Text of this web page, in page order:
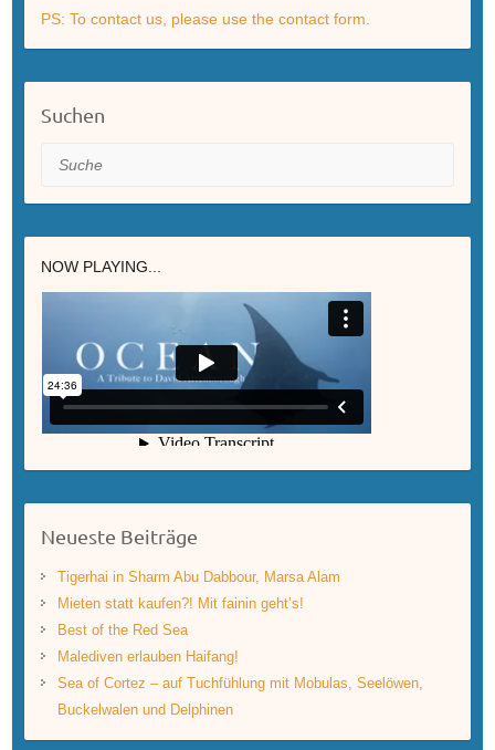
PS: To contact us, please use the contact form.
Suchen
Suche
NOW PLAYING...
Neueste Beiträge
Tigerhai in Sharm Abu Dabbour, Marsa Alam
Mieten statt kaufen?! Mit fainin geht’s!
Best of the Red Sea
Malediven erlauben Haifang!
Sea of Cortez – auf Tuchfühlung mit Mobulas, Seelöwen,
Buckelwalen und Delphinen